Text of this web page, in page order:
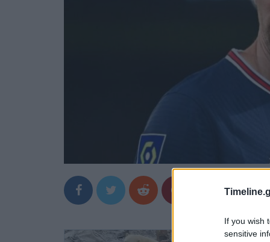
If you wish
sensitive